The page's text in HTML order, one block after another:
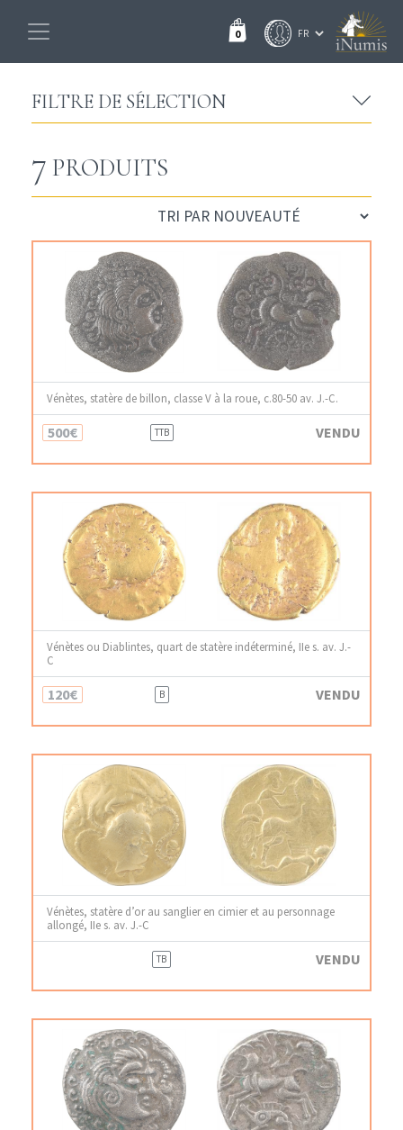
0
FILTRE DE SÉLECTION
7 PRODUITS
Vénètes, statère de billon, classe V à la roue, c.80-50 av. J.-C.
500€ TTB VENDU
Vénètes ou Diablintes, quart de statère indéterminé, IIe s. av. J.-
C
120€ B VENDU
Vénètes, statère d’or au sanglier en cimier et au personnage
allongé, IIe s. av. J.-C
TB VENDU